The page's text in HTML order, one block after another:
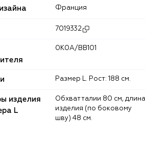
Франция
7019332
0K0A/BB101
Размер L. Рост: 188 см.
изделия
L
Обхват талии 80 см, длина
изделия (по боковому
шву) 48 см.